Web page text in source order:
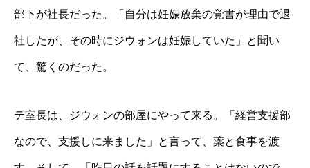
部下が社長だった。「自分は妊娠放棄の覚書が理由で退
社したが、その時にジウォンは妊娠していた」と聞い
て、驚くのだった。
テ室長は、ジウォンの部屋にやって来る。「経営支援部
なので、支援しに来ました」と言って、薬と食事を渡